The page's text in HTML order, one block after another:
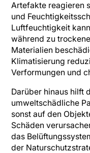
Artefakte reagieren
und
Luftfeuchtigkeit
während zu
Materialien
Klimatisierung
Verformungen und
Darüber hinaus hilft
umweltschädliche
sonst auf den
Schäden
das
der